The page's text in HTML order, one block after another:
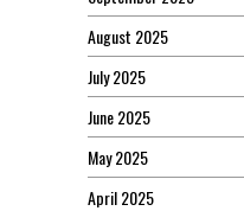
August 2025
July 2025
June 2025
May 2025
April 2025